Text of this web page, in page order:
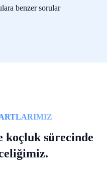
benzer sorular
koçluk sürecinde